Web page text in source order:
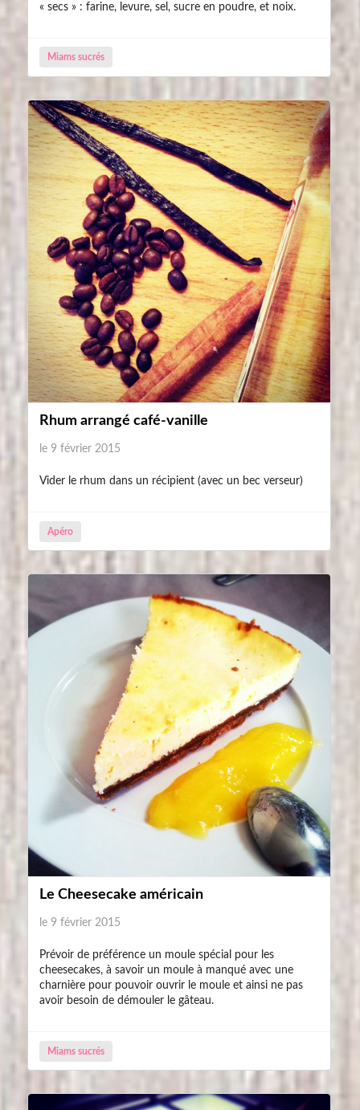
« secs » : farine, levure, sel, sucre en poudre, et noix.
Miams sucrés
Rhum arrangé café-vanille
le 9 février 2015
Vider le rhum dans un récipient (avec un bec verseur)
Apéro
Le Cheesecake américain
le 9 février 2015
Prévoir de préférence un moule spécial pour les
cheesecakes, à savoir un moule à manqué avec une
charnière pour pouvoir ouvrir le moule et ainsi ne pas
avoir besoin de démouler le gâteau.
Miams sucrés